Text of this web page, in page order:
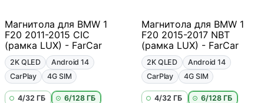
Магнитола для BMW 1
F20 2011-2015 CIC
(рамка LUX) - FarCar
2K QLED
Android 14
CarPlay
4G SIM
4/32 ГБ 6/128 ГБ
Магнитола для BMW 1
F20 2015-2017 NBT
(рамка LUX) - FarCar
2K QLED
Android 14
CarPlay
4G SIM
4/32 ГБ 6/128 ГБ